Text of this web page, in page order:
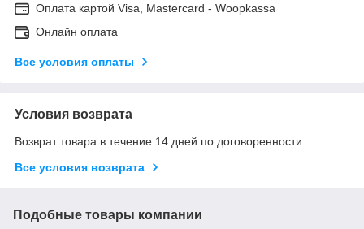
Оплата картой Visa, Mastercard - Woopkassa
Онлайн оплата
Все условия оплаты
Условия возврата
Возврат товара в течение 14 дней по договоренности
Все условия возврата
Подобные товары компании